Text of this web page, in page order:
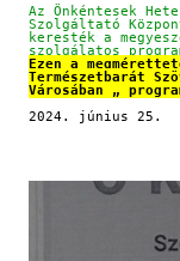
Az Önkéntesek
Szolgáltató
keresték a
szolgálatos
Ezen a
Természetbarát
Városában „
2024. június 25.